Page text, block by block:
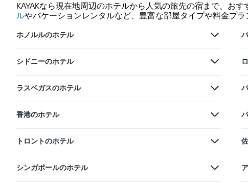
KAYAKなら現在地周辺のホテルから人気の旅先の宿まで、お
ルやバケーションレンタルなど、豊富な部屋タイプや料金プ
ホノルルのホテル
シドニーのホテル
ラスベガスのホテル
香港のホテル
トロントのホテル
シンガポールのホテル